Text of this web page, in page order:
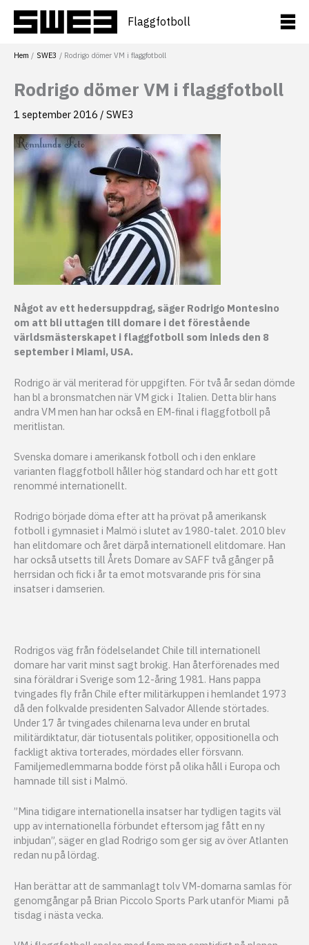
innehåll
Flaggfotboll
Hem SWE3 Rodrigo dömer VM i flaggfotboll
Rodrigo dömer VM i flaggfotboll
1 september 2016 / SWE3
Något av ett hedersuppdrag, säger Rodrigo Montesino
om att bli uttagen till domare i det förestående
världsmästerskapet i flaggfotboll som inleds den 8
september i Miami, USA.
Rodrigo är väl meriterad för uppgiften. För två år sedan dömde
han bl a bronsmatchen när VM gick i Italien. Detta blir hans
andra VM men han har också en EM-final i flaggfotboll på
meritlistan.
Svenska domare i amerikansk fotboll och i den enklare
varianten flaggfotboll håller hög standard och har ett gott
renommé internationellt.
Rodrigo började döma efter att ha prövat på amerikansk
fotboll i gymnasiet i Malmö i slutet av 1980-talet. 2010 blev
han elitdomare och året därpå internationell elitdomare. Han
har också utsetts till Årets Domare av SAFF två gånger på
herrsidan och fick i år ta emot motsvarande pris för sina
insatser i damserien.
Rodrigos väg från födelselandet Chile till internationell
domare har varit minst sagt brokig. Han återförenades med
sina föräldrar i Sverige som 12-åring 1981. Hans pappa
tvingades fly från Chile efter militärkuppen i hemlandet 1973
då den folkvalde presidenten Salvador Allende störtades.
Under 17 år tvingades chilenarna leva under en brutal
militärdiktatur, där tiotusentals politiker, oppositionella och
fackligt aktiva torterades, mördades eller försvann.
Familjemedlemmarna bodde först på olika håll i Europa och
hamnade till sist i Malmö.
”Mina tidigare internationella insatser har tydligen tagits väl
upp av internationella förbundet eftersom jag fått en ny
inbjudan”, säger en glad Rodrigo som ger sig av över Atlanten
redan nu på lördag.
Han berättar att de sammanlagt tolv VM-domarna samlas för
genomgångar på Brian Piccolo Sports Park utanför Miami på
tisdag i nästa vecka.